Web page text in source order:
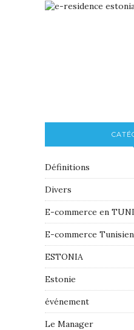
Définitions
Divers
E-commerce en
E-commerce Tunisien
ESTONIA
Estonie
événement
Le Manager